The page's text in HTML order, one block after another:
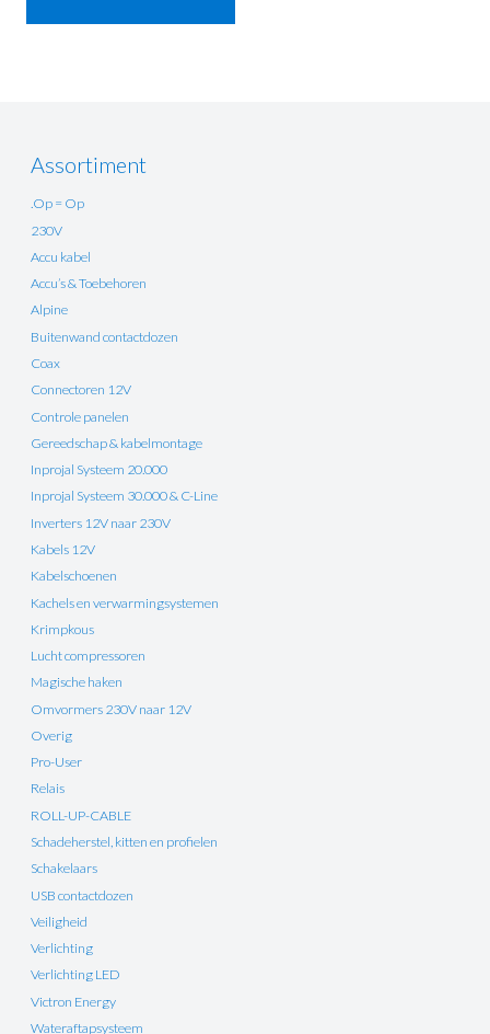
Assortiment
.Op = Op
230V
Accu kabel
Accu’s & Toebehoren
Alpine
Buitenwand contactdozen
Coax
Connectoren 12V
Controle panelen
Gereedschap & kabelmontage
Inprojal Systeem 20.000
Inprojal Systeem 30.000 & C-Line
Inverters 12V naar 230V
Kabels 12V
Kabelschoenen
Kachels en verwarmingsystemen
Krimpkous
Lucht compressoren
Magische haken
Omvormers 230V naar 12V
Overig
Pro-User
Relais
ROLL-UP-CABLE
Schadeherstel, kitten en profielen
Schakelaars
USB contactdozen
Veiligheid
Verlichting
Verlichting LED
Victron Energy
Wateraftapsysteem